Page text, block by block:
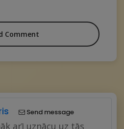
Comment
Send message
arī uznācu uz tās